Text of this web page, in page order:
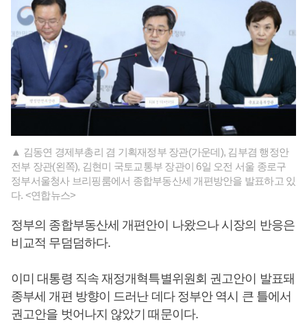
▲ 김동연 경제부총리 겸 기획재정부 장관(가운데), 김부겸 행정안
전부 장관(왼쪽), 김현미 국토교통부 장관이 6일 오전 서울 종로구
정부서울청사 브리핑룸에서 종합부동산세 개편방안을 발표하고 있
다. <연합뉴스>
정부의 종합부동산세 개편안이 나왔으나 시장의 반응은
비교적 무덤덤하다.
이미 대통령 직속 재정개혁특별위원회 권고안이 발표돼
종부세 개편 방향이 드러난 데다 정부안 역시 큰 틀에서
권고안을 벗어나지 않았기 때문이다.